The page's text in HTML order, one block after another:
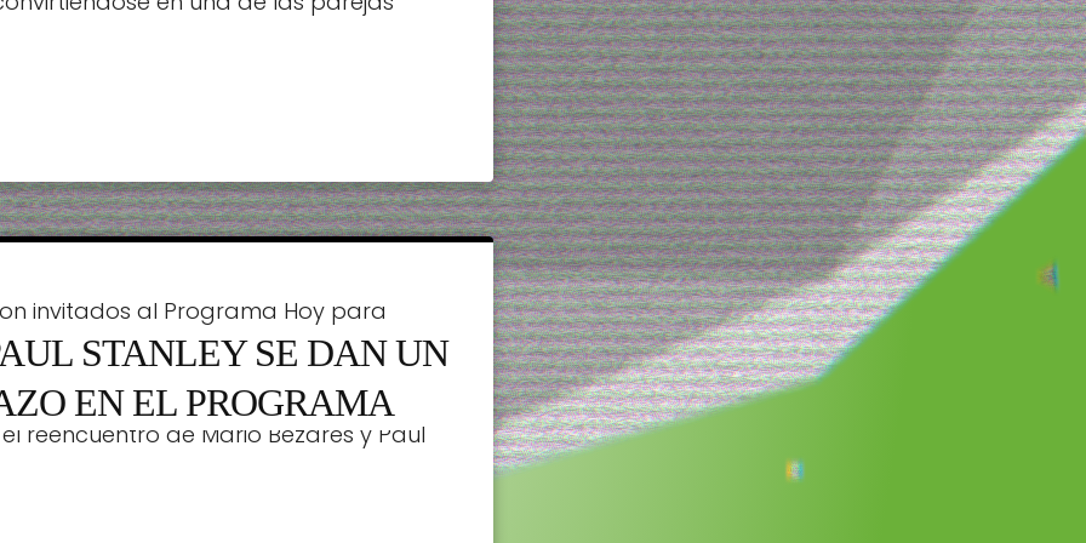
STANLEY SE DAN UN
EN EL PROGRAMA
invitados al Programa Hoy para
que vivieron dentro de la
los Famosos México. Uno de los
reencuentro de Mario Bezares y Paul